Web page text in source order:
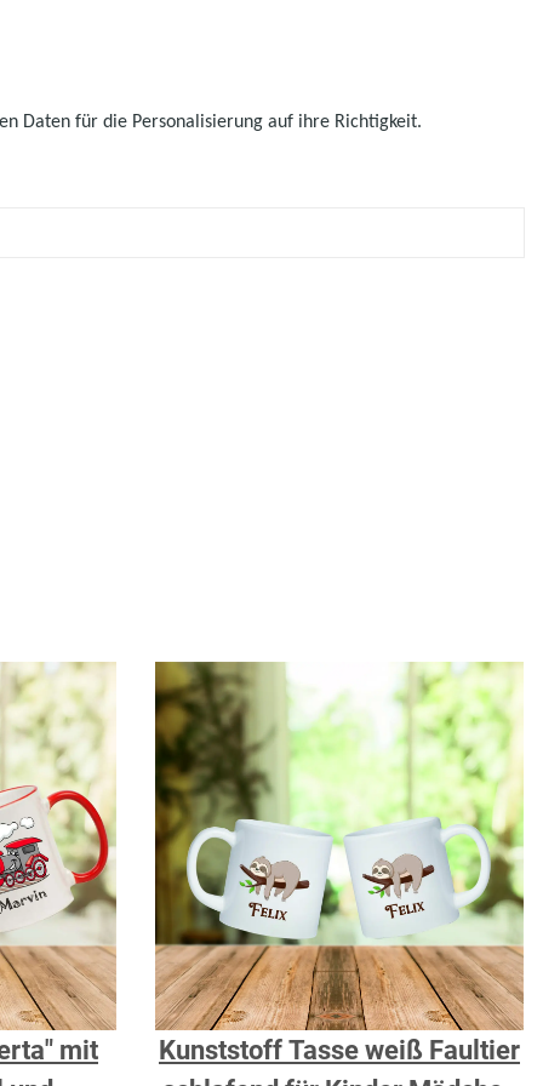
Daten für die Personalisierung auf ihre Richtigkeit.
mit
Kunststoff Tasse weiß Faultier